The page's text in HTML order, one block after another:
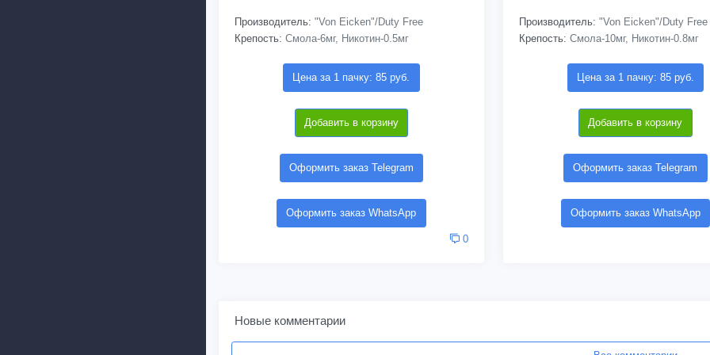
Производитель: "Von Eicken"/Duty Free
Крепость: Смола-6мг, Никотин-0.5мг
Цена за 1 пачку: 85 руб.
Добавить в корзину
Оформить заказ Telegram
Оформить заказ WhatsApp
0
Производитель: "Von Eicken"/Duty Free
Крепость: Смола-10мг, Никотин-0.8мг
Цена за 1 пачку: 85 руб.
Добавить в корзину
Оформить заказ Telegram
Оформить заказ WhatsApp
Новые комментарии